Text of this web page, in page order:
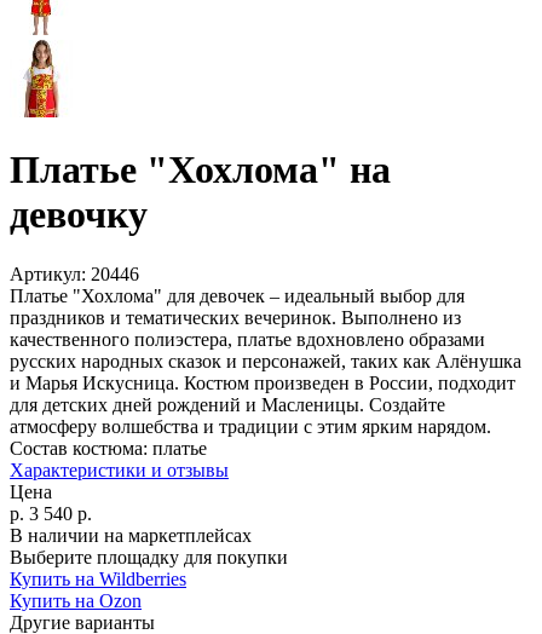
Платье "Хохлома" на
девочку
Артикул: 20446
Платье "Хохлома" для девочек – идеальный выбор для
праздников и тематических вечеринок. Выполнено из
качественного полиэстера, платье вдохновлено образами
русских народных сказок и персонажей, таких как Алёнушка
и Марья Искусница. Костюм произведен в России, подходит
для детских дней рождений и Масленицы. Создайте
атмосферу волшебства и традиции с этим ярким нарядом.
Состав костюма: платье
Характеристики и отзывы
Цена
р. 3 540 р.
В наличии на маркетплейсах
Выберите площадку для покупки
Купить на Wildberries
Купить на Ozon
Другие варианты